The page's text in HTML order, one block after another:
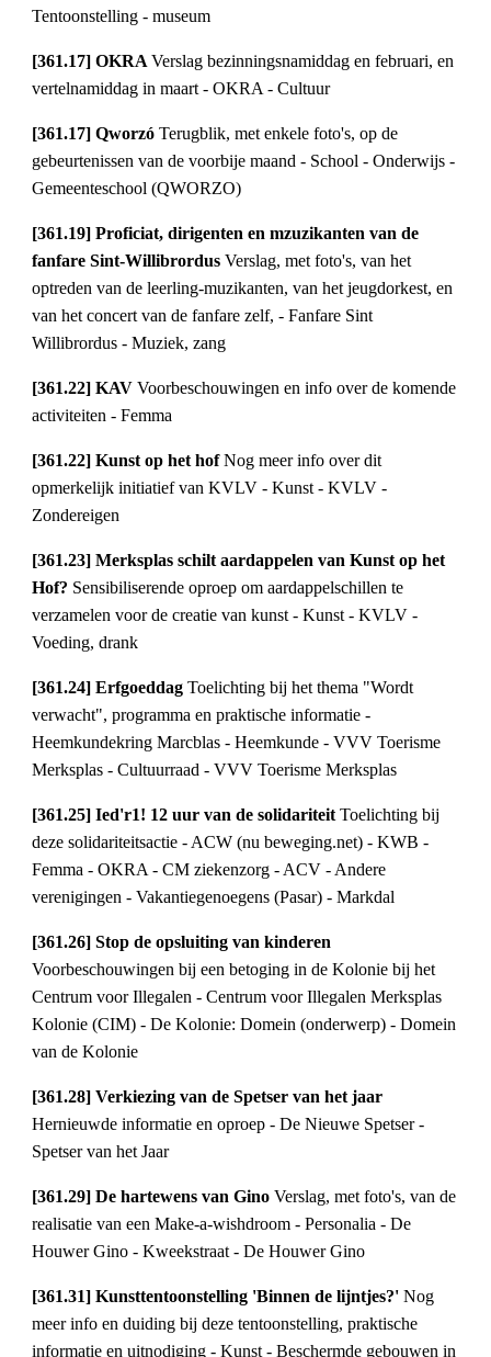
Tentoonstelling - museum
[361.17] OKRA Verslag bezinningsnamiddag en februari, en
vertelnamiddag in maart - OKRA - Cultuur
[361.17] Qworzó Terugblik, met enkele foto's, op de
gebeurtenissen van de voorbije maand - School - Onderwijs -
Gemeenteschool (QWORZO)
[361.19] Proficiat, dirigenten en mzuzikanten van de
fanfare Sint-Willibrordus Verslag, met foto's, van het
optreden van de leerling-muzikanten, van het jeugdorkest, en
van het concert van de fanfare zelf, - Fanfare Sint
Willibrordus - Muziek, zang
[361.22] KAV Voorbeschouwingen en info over de komende
activiteiten - Femma
[361.22] Kunst op het hof Nog meer info over dit
opmerkelijk initiatief van KVLV - Kunst - KVLV -
Zondereigen
[361.23] Merksplas schilt aardappelen van Kunst op het
Hof? Sensibiliserende oproep om aardappelschillen te
verzamelen voor de creatie van kunst - Kunst - KVLV -
Voeding, drank
[361.24] Erfgoeddag Toelichting bij het thema "Wordt
verwacht", programma en praktische informatie -
Heemkundekring Marcblas - Heemkunde - VVV Toerisme
Merksplas - Cultuurraad - VVV Toerisme Merksplas
[361.25] Ied'r1! 12 uur van de solidariteit Toelichting bij
deze solidariteitsactie - ACW (nu beweging.net) - KWB -
Femma - OKRA - CM ziekenzorg - ACV - Andere
verenigingen - Vakantiegenoegens (Pasar) - Markdal
Voorbeschouwingen bij een betoging in de Kolonie bij het
Centrum voor Illegalen - Centrum voor Illegalen Merksplas
Kolonie (CIM) - De Kolonie: Domein (onderwerp) - Domein
van de Kolonie
Hernieuwde informatie en oproep - De Nieuwe Spetser -
Spetser van het Jaar
[361.29] De hartewens van Gino Verslag, met foto's, van de
realisatie van een Make-a-wishdroom - Personalia - De
Houwer Gino - Kweekstraat - De Houwer Gino
[361.31] Kunsttentoonstelling 'Binnen de lijntjes?' Nog
meer info en duiding bij deze tentoonstelling, praktische
informatie en uitnodiging - Kunst - Beschermde gebouwen in